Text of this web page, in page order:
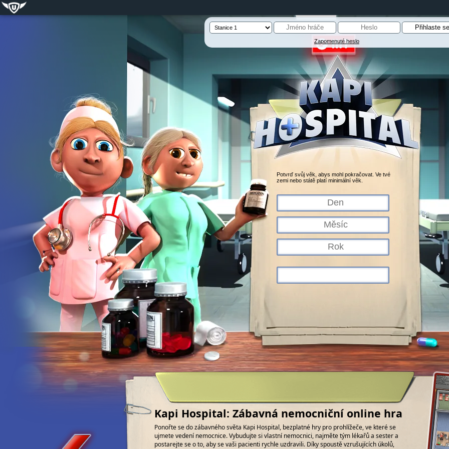
Zapomenuté heslo
Potvrď svůj věk, abys mohl pokračovat. Ve tvé
zemi nebo státě platí minimální věk.
Kapi Hospital: Zábavná nemocniční online hra
Ponořte se do zábavného světa Kapi Hospital, bezplatné hry pro prohlížeče, ve které se
ujmete vedení nemocnice. Vybudujte si vlastní nemocnici, najměte tým lékařů a sester a
postarejte se o to, aby se vaši pacienti rychle uzdravili. Díky spoustě vzrušujících úkolů,